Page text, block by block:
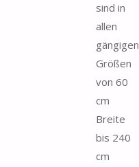
sind in
allen
gängigen
Größen
von 60
cm
Breite
bis 240
cm